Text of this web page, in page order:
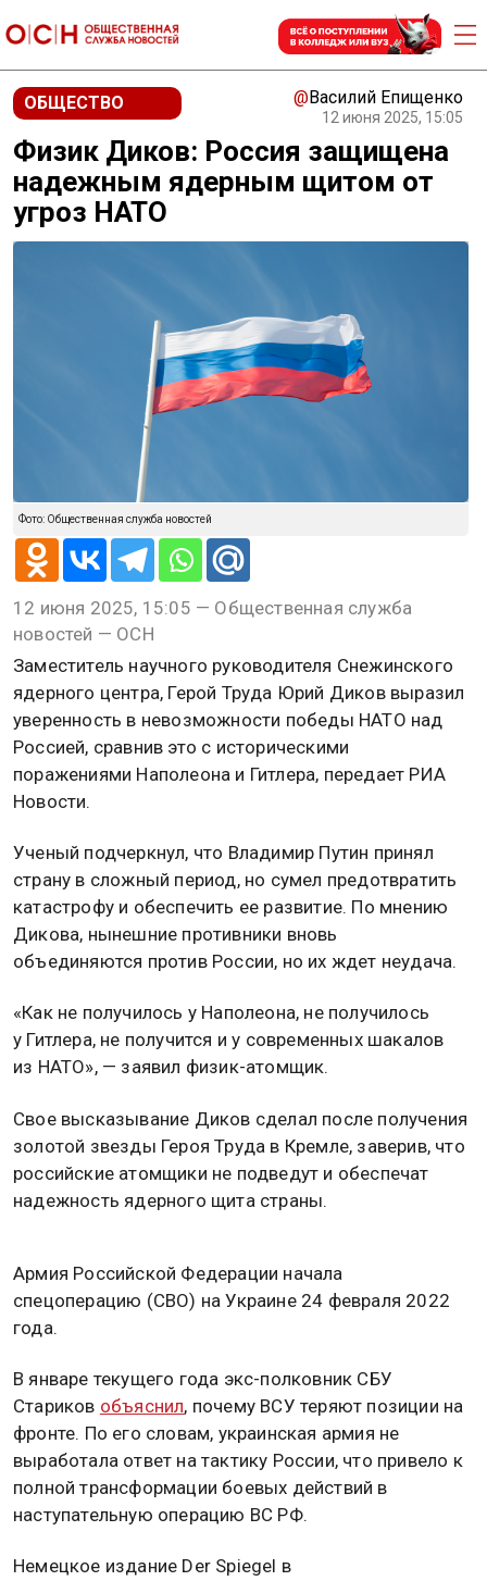
ОБЩЕСТВО @Василий Епищенко
12 июня 2025, 15:05
Физик Диков: Россия защищена
надежным ядерным щитом от
угроз НАТО
Фото: Общественная служба новостей
12 июня 2025, 15:05 — Общественная служба
новостей — ОСН
Заместитель научного руководителя Снежинского
ядерного центра, Герой Труда Юрий Диков выразил
уверенность в невозможности победы НАТО над
Россией, сравнив это с историческими
поражениями Наполеона и Гитлера, передает РИА
Новости.
Ученый подчеркнул, что Владимир Путин принял
страну в сложный период, но сумел предотвратить
катастрофу и обеспечить ее развитие. По мнению
Дикова, нынешние противники вновь
объединяются против России, но их ждет неудача.
«Как не получилось у Наполеона, не получилось
у Гитлера, не получится и у современных шакалов
из НАТО», — заявил физик-атомщик.
Свое высказывание Диков сделал после получения
золотой звезды Героя Труда в Кремле, заверив, что
российские атомщики не подведут и обеспечат
надежность ядерного щита страны.
Армия Российской Федерации начала
спецоперацию (СВО) на Украине 24 февраля 2022
года.
В январе текущего года экс-полковник СБУ
Стариков объяснил, почему ВСУ теряют позиции на
фронте. По его словам, украинская армия не
выработала ответ на тактику России, что привело к
полной трансформации боевых действий в
наступательную операцию ВС РФ.
Немецкое издание Der Spiegel в